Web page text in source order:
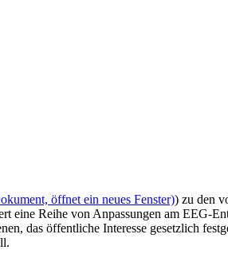
öffnet ein neues Fenster)) zu den
eine Reihe von Anpassungen am
das öffentliche Interesse gesetzlich